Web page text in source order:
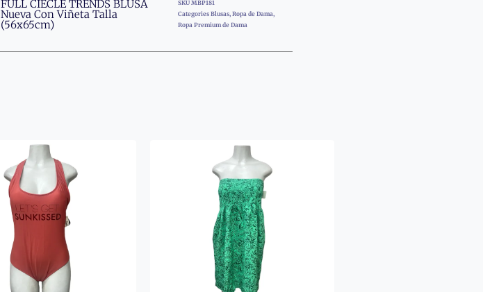
FULL CIECLE TRENDS BLUSA
Nueva Con Viñeta Talla
(56x65cm)
SKU MBP181
Categories Blusas, Ropa de Dama,
Ropa Premium de Dama